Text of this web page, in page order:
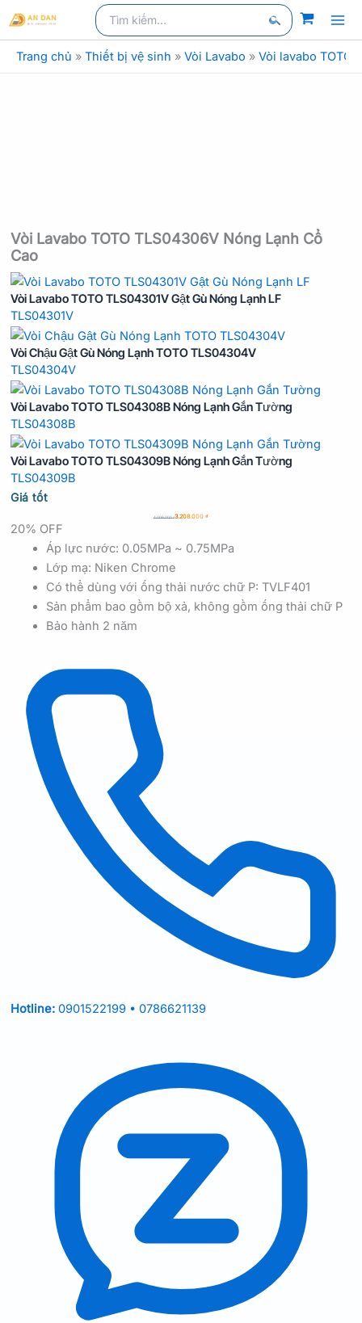
tới
Tìm
kiếm:
Tìm
kiếm
Trang chủ » Thiết bị vệ sinh » Vòi Lavabo » Vòi lavabo TOTO
Vòi Lavabo TOTO TLS04306V Nóng Lạnh Cổ
Cao
Vòi Lavabo TOTO TLS04301V Gật Gù Nóng Lạnh LF
TLS04301V
Vòi Chậu Gật Gù Nóng Lạnh TOTO TLS04304V
TLS04304V
Vòi Lavabo TOTO TLS04308B Nóng Lạnh Gắn Tường
TLS04308B
Vòi Lavabo TOTO TLS04309B Nóng Lạnh Gắn Tường
TLS04309B
Giá tốt
4.006.000 ₫3.208.000₫
20% OFF
Áp lực nước: 0.05MPa ~ 0.75MPa
Lớp mạ: Niken Chrome
Có thể dùng với ống thải nước chữ P: TVLF401
Sản phẩm bao gồm bộ xả, không gồm ống thải chữ P
Bảo hành 2 năm
Hotline: 0901522199 • 0786621139